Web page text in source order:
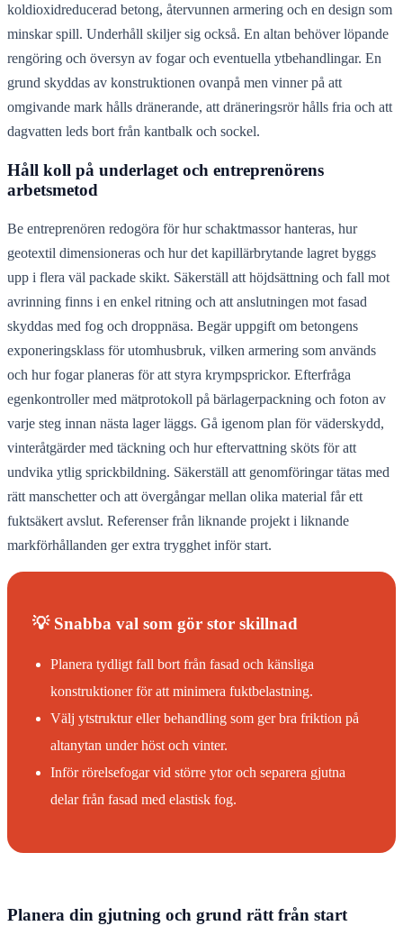
koldioxidreducerad betong, återvunnen armering och en design som
minskar spill. Underhåll skiljer sig också. En altan behöver löpande
rengöring och översyn av fogar och eventuella ytbehandlingar. En
grund skyddas av konstruktionen ovanpå men vinner på att
omgivande mark hålls dränerande, att dräneringsrör hålls fria och att
dagvatten leds bort från kantbalk och sockel.
Håll koll på underlaget och entreprenörens
arbetsmetod
Be entreprenören redogöra för hur schaktmassor hanteras, hur
geotextil dimensioneras och hur det kapillärbrytande lagret byggs
upp i flera väl packade skikt. Säkerställ att höjdsättning och fall mot
avrinning finns i en enkel ritning och att anslutningen mot fasad
skyddas med fog och droppnäsa. Begär uppgift om betongens
exponeringsklass för utomhusbruk, vilken armering som används
och hur fogar planeras för att styra krympsprickor. Efterfråga
egenkontroller med mätprotokoll på bärlagerpackning och foton av
varje steg innan nästa lager läggs. Gå igenom plan för väderskydd,
vinteråtgärder med täckning och hur eftervattning sköts för att
undvika ytlig sprickbildning. Säkerställ att genomföringar tätas med
rätt manschetter och att övergångar mellan olika material får ett
fuktsäkert avslut. Referenser från liknande projekt i liknande
markförhållanden ger extra trygghet inför start.
💡 Snabba val som gör stor skillnad
Planera tydligt fall bort från fasad och känsliga
konstruktioner för att minimera fuktbelastning.
Välj ytstruktur eller behandling som ger bra friktion på
altanytan under höst och vinter.
Inför rörelsefogar vid större ytor och separera gjutna
delar från fasad med elastisk fog.
Planera din gjutning och grund rätt från start